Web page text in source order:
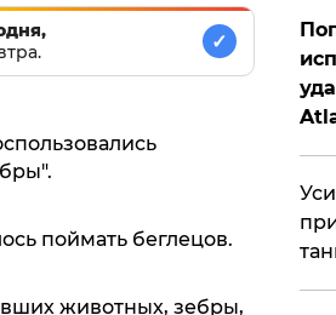
✓
поймать беглецов.
животных, зебры,